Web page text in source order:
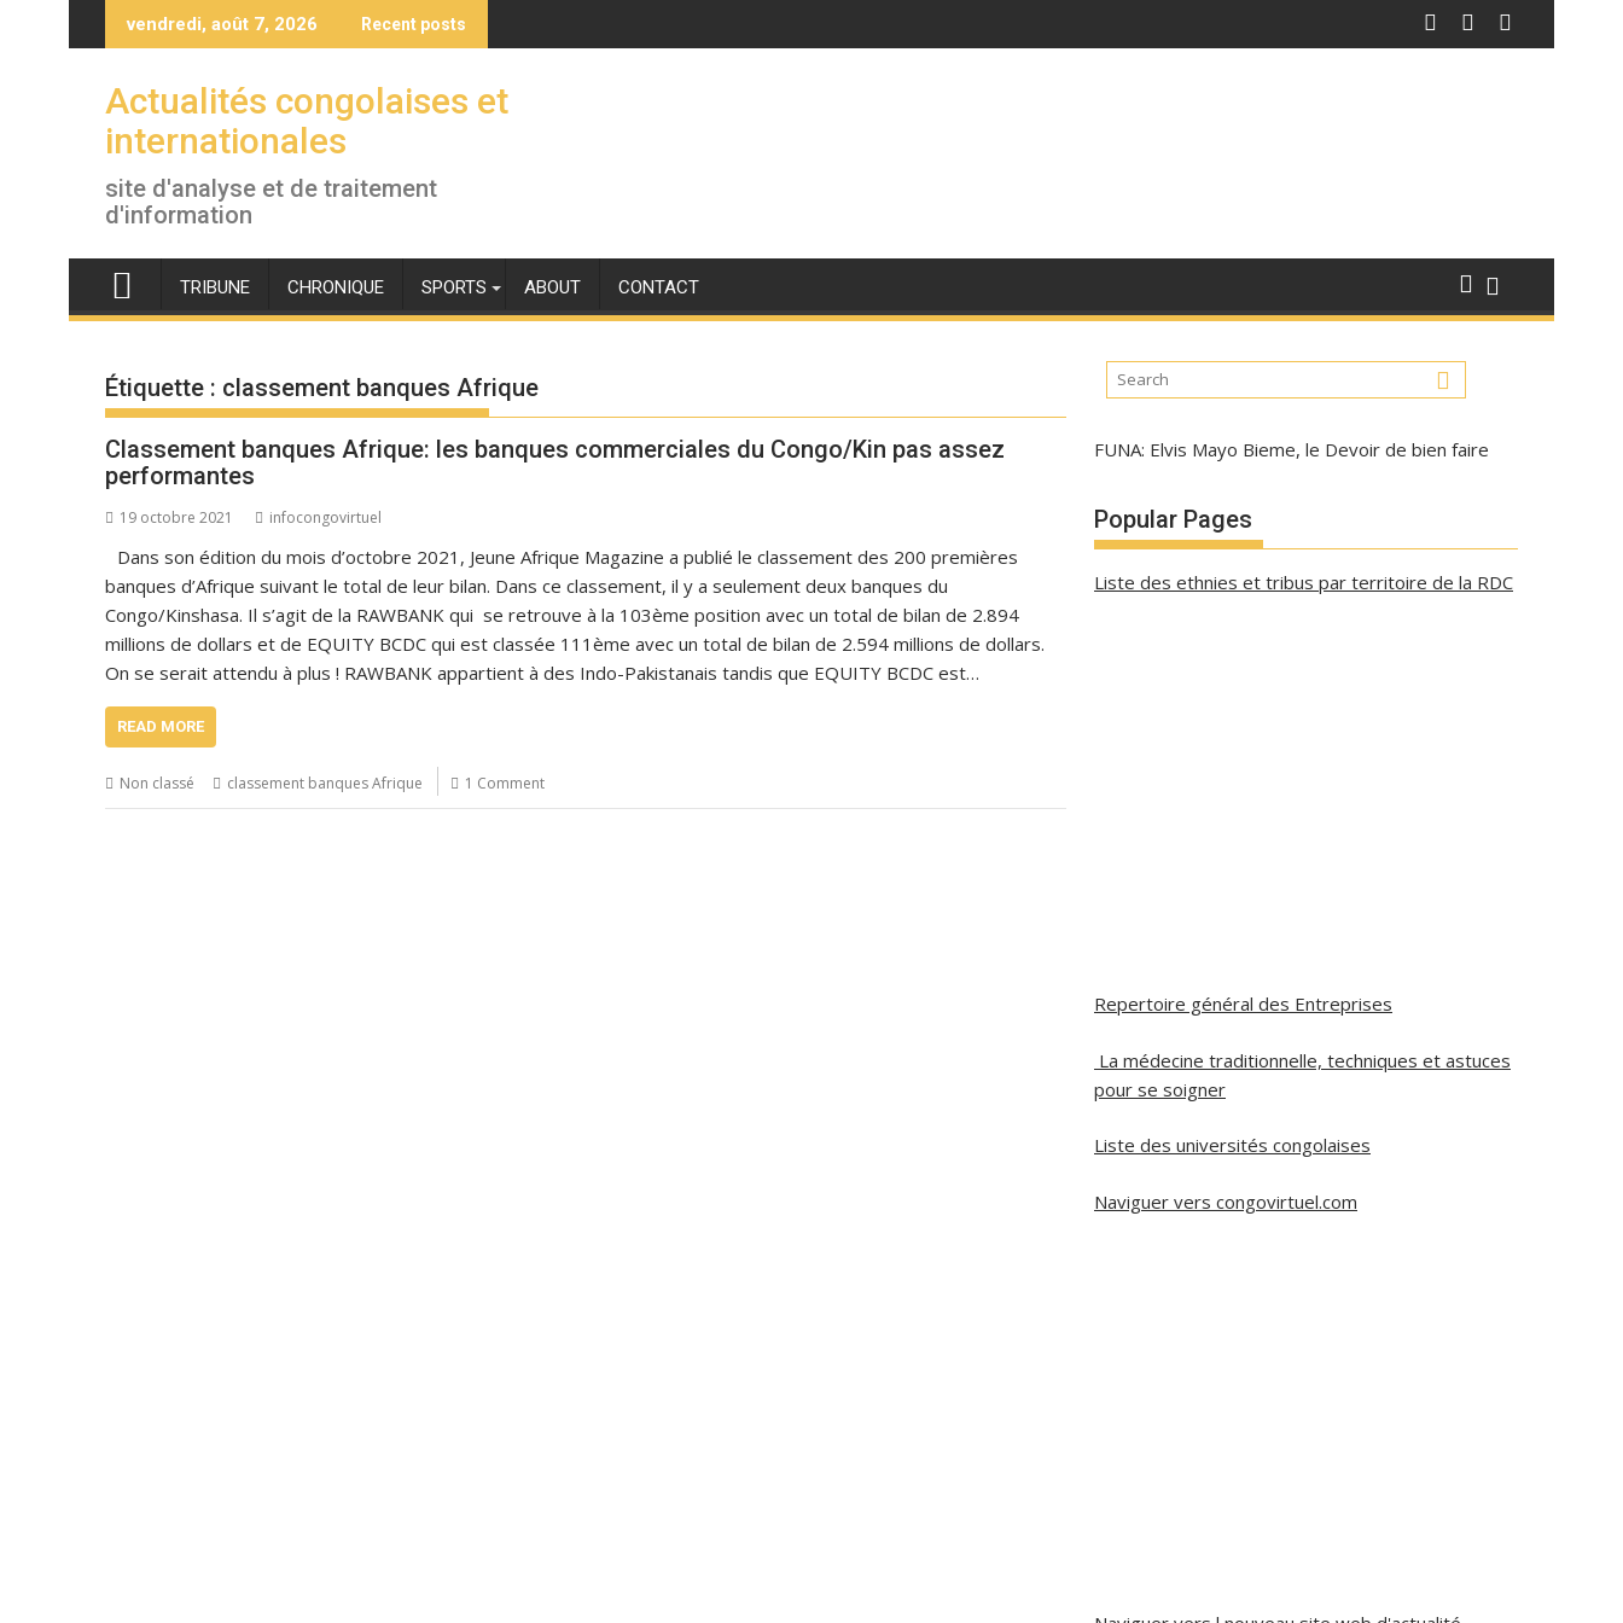
to
vendredi, août 7, 2026 Recent posts
Actualités congolaises et
internationales
site d'analyse et de traitement
d'information
TRIBUNE CHRONIQUE SPORTS ABOUT CONTACT
Étiquette : classement banques Afrique
Classement banques Afrique: les banques commerciales du Congo/Kin pas assez
performantes
19 octobre 2021 infocongovirtuel
Dans son édition du mois d’octobre 2021, Jeune Afrique Magazine a publié le classement des 200 premières
banques d’Afrique suivant le total de leur bilan. Dans ce classement, il y a seulement deux banques du
Congo/Kinshasa. Il s’agit de la RAWBANK qui se retrouve à la 103ème position avec un total de bilan de 2.894
millions de dollars et de EQUITY BCDC qui est classée 111ème avec un total de bilan de 2.594 millions de dollars.
On se serait attendu à plus ! RAWBANK appartient à des Indo-Pakistanais tandis que EQUITY BCDC est…
READ MORE
Non classé classement banques Afrique 1 Comment
FUNA: Elvis Mayo Bieme, le Devoir de bien faire
Popular Pages
Liste des ethnies et tribus par territoire de la RDC
Repertoire général des Entreprises
La médecine traditionnelle, techniques et astuces
pour se soigner
Liste des universités congolaises
Naviguer vers congovirtuel.com